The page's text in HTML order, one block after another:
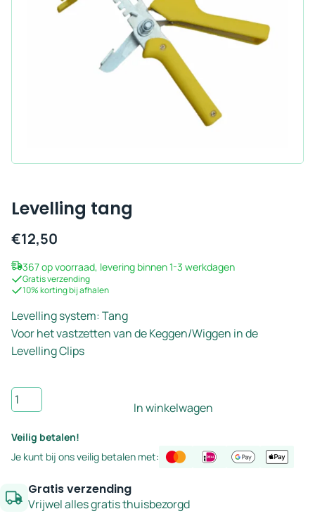
Levelling tang
€12,50
367 op voorraad, levering binnen 1-3 werkdagen
Gratis verzending
10% korting bij afhalen
Levelling system: Tang
Voor het vastzetten van de Keggen/Wiggen in de
Levelling Clips
Levelling
tang
aantal
In winkelwagen
Veilig betalen!
Je kunt bij ons veilig betalen met:
Gratis verzending
Vrijwel alles gratis thuisbezorgd